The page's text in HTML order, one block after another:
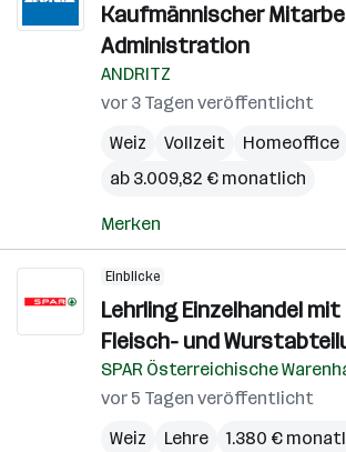
Kaufmännischer
Administration
ANDRITZ
vor 3 Tagen veröffentlicht
Weiz
Vollzeit
Homeoffice
ab 3.009,82 € monatlich
Merken
Einblicke
Lehrling Einzelhandel
Fleisch- und
SPAR Österreichische
vor 5 Tagen veröffentlicht
Weiz
Lehre 1.380 €